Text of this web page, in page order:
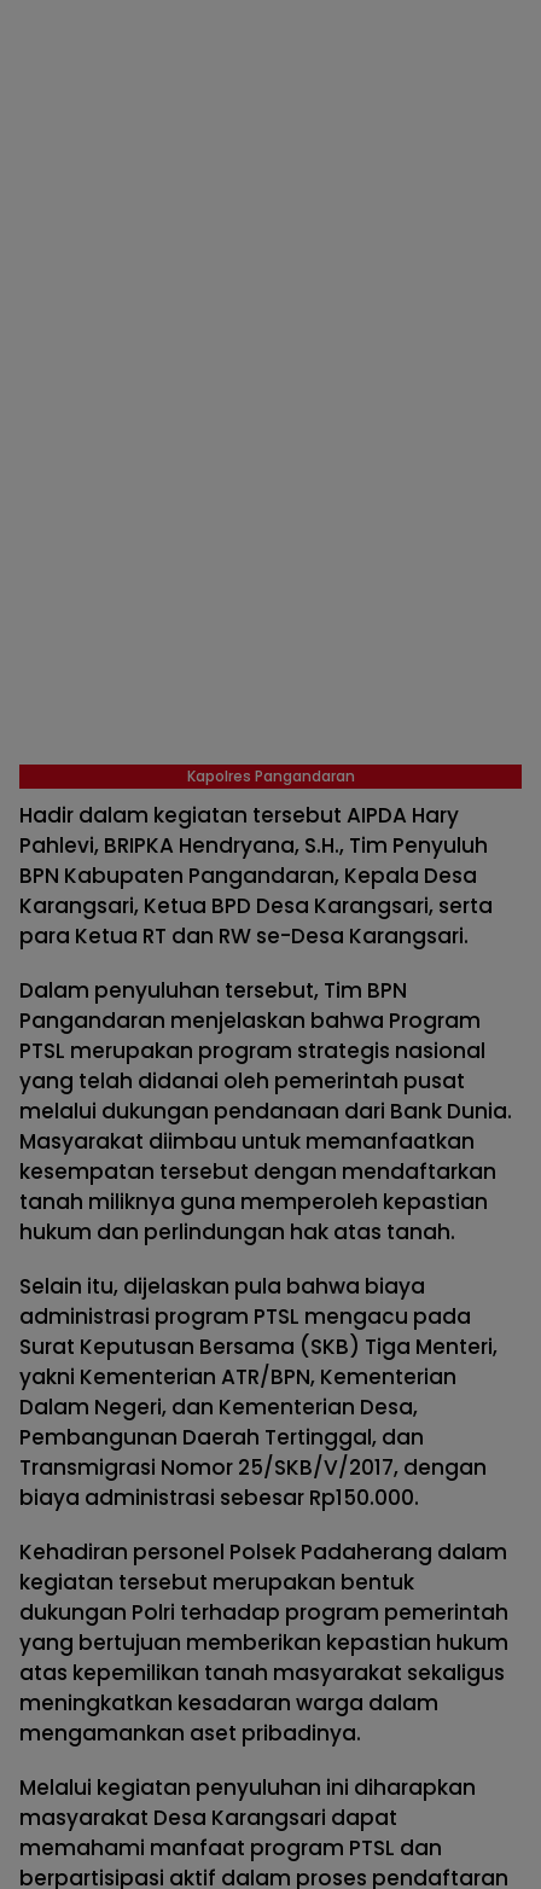
Kapolres Pangandaran
Hadir dalam kegiatan tersebut AIPDA Hary
Pahlevi, BRIPKA Hendryana, S.H., Tim Penyuluh
BPN Kabupaten Pangandaran, Kepala Desa
Karangsari, Ketua BPD Desa Karangsari, serta
para Ketua RT dan RW se-Desa Karangsari.
Dalam penyuluhan tersebut, Tim BPN
Pangandaran menjelaskan bahwa Program
PTSL merupakan program strategis nasional
yang telah didanai oleh pemerintah pusat
melalui dukungan pendanaan dari Bank Dunia.
Masyarakat diimbau untuk memanfaatkan
kesempatan tersebut dengan mendaftarkan
tanah miliknya guna memperoleh kepastian
hukum dan perlindungan hak atas tanah.
Selain itu, dijelaskan pula bahwa biaya
administrasi program PTSL mengacu pada
Surat Keputusan Bersama (SKB) Tiga Menteri,
yakni Kementerian ATR/BPN, Kementerian
Dalam Negeri, dan Kementerian Desa,
Pembangunan Daerah Tertinggal, dan
Transmigrasi Nomor 25/SKB/V/2017, dengan
biaya administrasi sebesar Rp150.000.
Kehadiran personel Polsek Padaherang dalam
kegiatan tersebut merupakan bentuk
dukungan Polri terhadap program pemerintah
yang bertujuan memberikan kepastian hukum
atas kepemilikan tanah masyarakat sekaligus
meningkatkan kesadaran warga dalam
mengamankan aset pribadinya.
Melalui kegiatan penyuluhan ini diharapkan
masyarakat Desa Karangsari dapat
memahami manfaat program PTSL dan
berpartisipasi aktif dalam proses pendaftaran